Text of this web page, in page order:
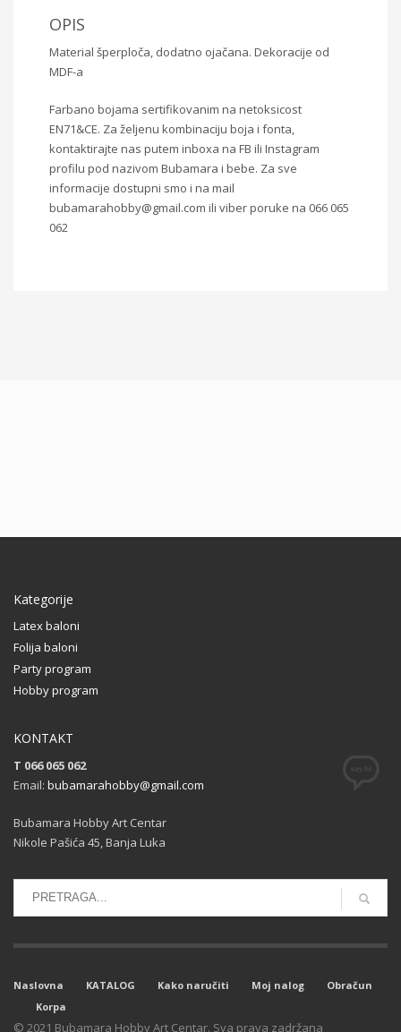
OPIS
Material šperploča, dodatno ojačana. Dekoracije od
MDF-a
Farbano bojama sertifikovanim na netoksicost
EN71&CE. Za željenu kombinaciju boja i fonta,
kontaktirajte nas putem inboxa na FB ili Instagram
profilu pod nazivom Bubamara i bebe. Za sve
informacije dostupni smo i na mail
bubamarahobby@gmail.com ili viber poruke na 066 065
062
Kategorije
Latex baloni
Folija baloni
Party program
Hobby program
KONTAKT
T 066 065 062
Email: bubamarahobby@gmail.com
Bubamara Hobby Art Centar
Nikole Pašića 45, Banja Luka
Naslovna KATALOG Kako naručiti Moj nalog
Obračun
Korpa
© 2021 Bubamara Hobby Art Centar. Sva prava zadržana